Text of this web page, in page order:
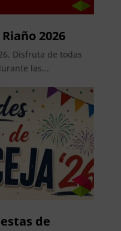
2026
Disfruta de todas
las...
de